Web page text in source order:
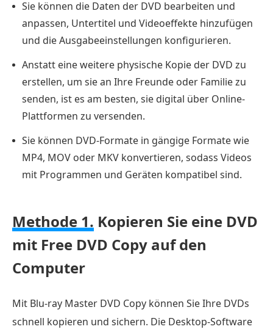
Player
auf
den
Computer
Methode
4.
Speichern
mit
auf
dem
Computer
Methode
Eine
DVD
Sie können die Daten der DVD bearbeiten und
anpassen, Untertitel und Videoeffekte hinzufügen
und die Ausgabeeinstellungen konfigurieren.
Anstatt eine weitere physische Kopie der DVD zu
erstellen, um sie an Ihre Freunde oder Familie zu
senden, ist es am besten, sie digital über Online-
Plattformen zu versenden.
Sie können DVD-Formate in gängige Formate wie
MP4, MOV oder MKV konvertieren, sodass Videos
mit Programmen und Geräten kompatibel sind.
Methode 1. Kopieren Sie eine DVD
mit Free DVD Copy auf den
Computer
Mit Blu-ray Master DVD Copy können Sie Ihre DVDs
schnell kopieren und sichern. Die Desktop-Software